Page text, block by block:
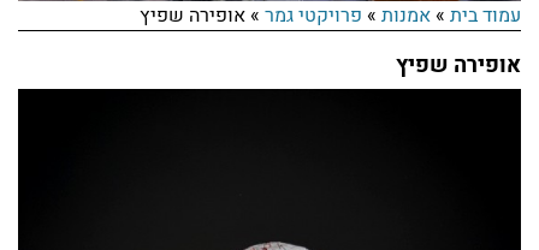
עמוד בית »אמנות » פרויקטי גמר »אופירה שפיץ
אופירה שפיץ